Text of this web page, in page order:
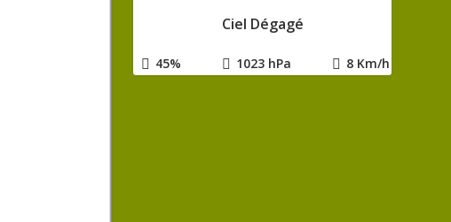
Ciel Dégagé
45% 1023 hPa 8 Km/h